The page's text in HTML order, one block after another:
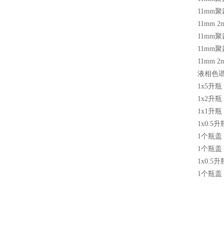
11mm聚
11mm
11mm聚
11mm聚
11mm
液相色
1x5升瓶
1x2升瓶
1x1升瓶
1x0.5升
1个瓶盖
1个瓶盖
1x0.5升
1个瓶盖